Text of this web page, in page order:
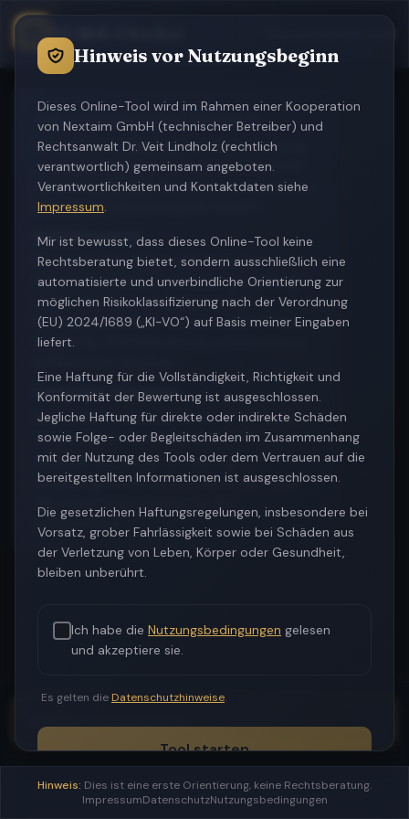
Hinweis vor Nutzungsbeginn
Dieses Online-Tool wird im Rahmen einer Kooperation
von Nextaim GmbH (technischer Betreiber) und
Rechtsanwalt Dr. Veit Lindholz (rechtlich
verantwortlich) gemeinsam angeboten.
Verantwortlichkeiten und Kontaktdaten siehe
Impressum.
Mir ist bewusst, dass dieses Online-Tool keine
Rechtsberatung bietet, sondern ausschließlich eine
automatisierte und unverbindliche Orientierung zur
möglichen Risikoklassifizierung nach der Verordnung
(EU) 2024/1689 („KI-VO“) auf Basis meiner Eingaben
liefert.
Eine Haftung für die Vollständigkeit, Richtigkeit und
Konformität der Bewertung ist ausgeschlossen.
Jegliche Haftung für direkte oder indirekte Schäden
sowie Folge- oder Begleitschäden im Zusammenhang
mit der Nutzung des Tools oder dem Vertrauen auf die
bereitgestellten Informationen ist ausgeschlossen.
Die gesetzlichen Haftungsregelungen, insbesondere bei
Vorsatz, grober Fahrlässigkeit sowie bei Schäden aus
der Verletzung von Leben, Körper oder Gesundheit,
bleiben unberührt.
Ich habe die Nutzungsbedingungen gelesen
und akzeptiere sie.
Es gelten die Datenschutzhinweise.
Tool starten
KI-Risk-Checker
Willkommen beim KI-Risk-Checker! 👋
Ich helfe Ihnen dabei, eine erste Einschätzung
zu erhalten, wie Ihr KI-System nach der EU KI-
Verordnung (AI Act) einzustufen ist und welche
Pflichten sich daraus ergeben könnten.
So funktioniert's:
Ich werde Ihnen einige einfache Fragen zu
Ihrem KI‑System (nur ein System je Nutzung)
stellen. Sie müssen keine juristischen
Fachbegriffe kennen - ich unterstütze bei der
rechtlichen Vorstrukturierung und Einordnung
Lassen Sie uns starten:
Beschreiben Sie bitte kurz, was Ihr KI-System
macht. Was ist seine Hauptfunktion?
*Beispiel: "Wir nutzen ein Tool, das
Bewerbungen automatisch vorsortiert" oder
Kundenservice"*
Hinweis: Dies ist eine erste Orientierung, keine Rechtsberatung.
ImpressumDatenschutzNutzungsbedingungen